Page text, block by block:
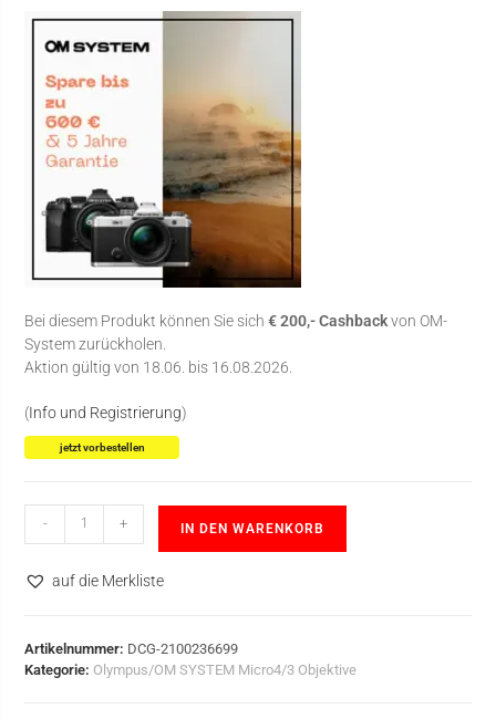
Bei diesem Produkt können Sie sich€ 200,- Cashbackvon OM-
System zurückholen.
Aktion gültig von 18.06. bis 16.08.2026.
(Info und Registrierung)
jetzt vorbestellen
- + IN DEN WARENKORB
auf die Merkliste
Artikelnummer: DCG-2100236699
Kategorie: Olympus/OM SYSTEM Micro4/3 Objektive